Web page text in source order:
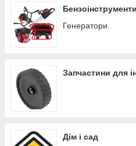
Генератори.
Запчастини для
Дім і сад